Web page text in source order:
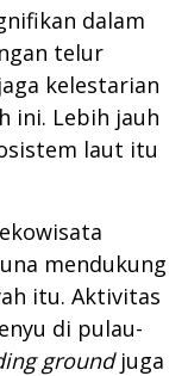
dalam
telur
kelestarian
ini. Lebih jauh
laut itu
mendukung
itu. Aktivitas
di pulau-
groundjuga